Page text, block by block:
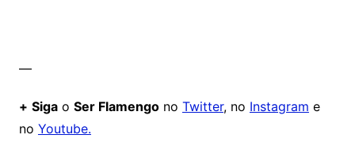
—
+ Sigao Ser Flamengono Twitter, no Instagram e
no Youtube.